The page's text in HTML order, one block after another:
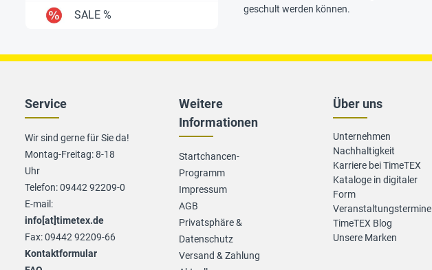
SALE %
geschult werden können.
Über uns
Unternehmen
Nachhaltigkeit
Karriere bei TimeTEX
Kataloge in digitaler
Form
Veranstaltungstermine
TimeTEX Blog
Unsere Marken
Service
Wir sind gerne für Sie da!
Montag-Freitag: 8-18
Uhr
Telefon: 09442 92209-0
E-mail:
info[at]timetex.de
Fax: 09442 92209-66
Kontaktformular
Weitere
Informationen
Startchancen-
Programm
Impressum
AGB
Privatsphäre &
Datenschutz
Versand & Zahlung